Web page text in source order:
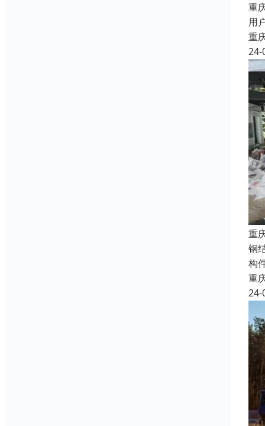
重
用
重
24-
重
钢
构
重
24-